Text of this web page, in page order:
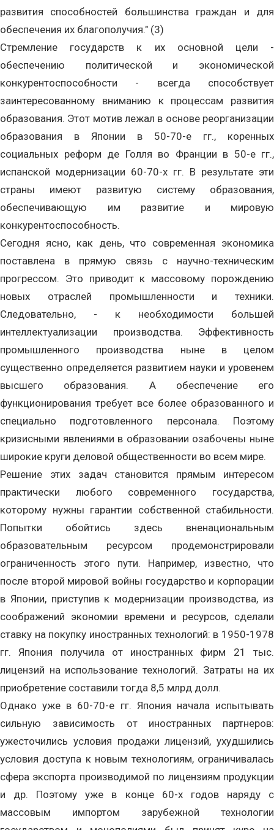
развития способностей большинства граждан и для
обеспечения их благополучия." (3)
Стремление государств к их основной цели -
обеспечению политической и экономической
конкурентоспособности - всегда способствует
заинтересованному вниманию к процессам развития
образования. Этот мотив лежал в основе реорганизации
образования в Японии в 50-70-е гг., коренных
социальных реформ де Голля во Франции в 50-е гг.,
испанской модернизации 60-70-х гг. В результате эти
страны имеют развитую систему образования,
обеспечивающую им развитие и мировую
конкурентоспособность.
Сегодня ясно, как день, что современная экономика
поставлена в прямую связь с научно-техническим
прогрессом. Это приводит к массовому порождению
новых отраслей промышленности и техники.
Следовательно, - к необходимости большей
интеллектуализации производства. Эффективность
промышленного производства ныне в целом
существенно определяется развитием науки и уровенем
высшего образования. А обеспечение его
функционирования требует все более образованного и
специально подготовленного персонала. Поэтому
кризисными явлениями в образовании озабочены ныне
широкие круги деловой общественности во всем мире.
Решение этих задач становится прямым интересом
практически любого современного государства,
которому нужны гарантии собственной стабильности.
Попытки обойтись здесь вненациональным
образовательным ресурсом продемонстрировали
ограниченность этого пути. Например, известно, что
после второй мировой войны государство и корпорации
в Японии, приступив к модернизации производства, из
соображений экономии времени и ресурсов, сделали
ставку на покупку иностранных технологий: в 1950-1978
гг. Япония получила от иностранных фирм 21 тыс.
лицензий на использование технологий. Затраты на их
приобретение составили тогда 8,5 млрд.долл.
Однако уже в 60-70-е гг. Япония начала испытывать
сильную зависимость от иностранных партнеров:
ужесточились условия продажи лицензий, ухудшились
условия доступа к новым технологиям, ограничивалась
сфера экспорта производимой по лицензиям продукции
и др. Поэтому уже в конце 60-х годов наряду с
массовым импортом зарубежной технологии